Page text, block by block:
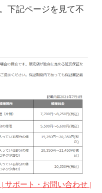
下記ページを見て不
サポート・お問い合わせ |